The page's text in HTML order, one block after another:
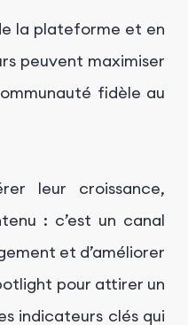
la plateforme et en
peuvent maximiser
fidèle au
leur croissance,
: c’est un canal
et d’améliorer
pour attirer un
indicateurs clés qui